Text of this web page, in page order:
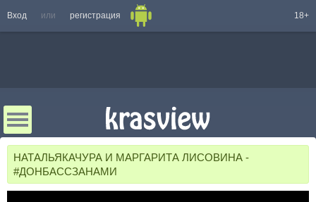
Вход или регистрация 18+
НАТАЛЬЯКАЧУРА И МАРГАРИТА ЛИСОВИНА -
#ДОНБАССЗАНАМИ